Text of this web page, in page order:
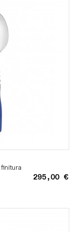
295,00 €